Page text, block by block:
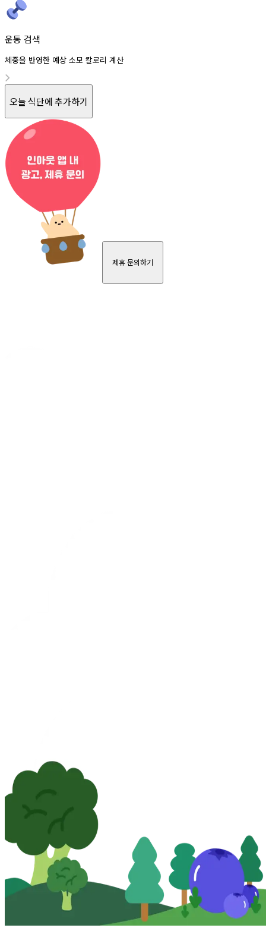
운동 검색
체중을 반영한 예상 소모 칼로리 계산
오늘 식단에 추가하기
제휴 문의하기